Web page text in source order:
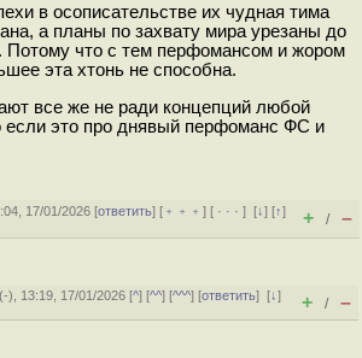
в осописательстве их чудная тима
а планы по захвату мира урезаны до
Потому что с тем перфомансом и жором
эта хтонь не способна.
все же не ради концепций любой
если это про днявый перфоманс ФС и
17/01/2026 [ответить] [ ﹢﹢﹢] [ · · ·][↓] [↑]
+ / –
(-), 13:19, 17/01/2026 [^] [^^] [^^^] [ответить][↓]
+ / –